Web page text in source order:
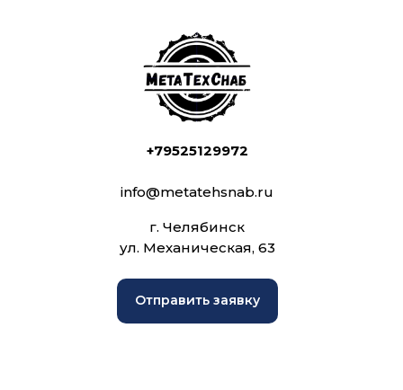
+79525129972
info@metatehsnab.ru
г. Челябинск
ул. Механическая, 63
Отправить заявку